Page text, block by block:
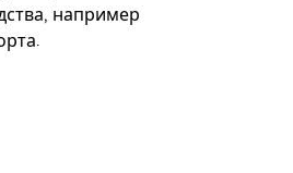
например